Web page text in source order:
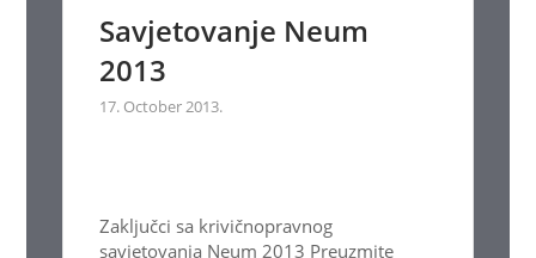
Savjetovanje Neum
2013
17. October 2013.
Zaključci sa krivičnopravnog
savjetovanja Neum 2013 Preuzmite